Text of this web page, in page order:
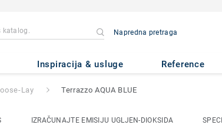
Napredna pretraga
Inspiracija & usluge Reference
- Terrazzo AQUA BLUE
Lay Terrazzo AQUA BLUE
IZRAČUNAJTE EMISIJU UGLJEN-DIOKSIDA